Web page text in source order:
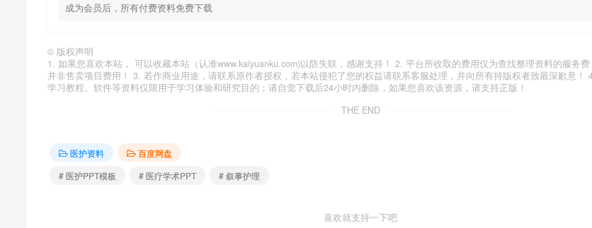
成为会员后，所有付费资料免费下载
© 版权声明
1. 如果您喜欢本站， 可以收藏本站（认准www.kaiyuanku.com)以防失联，感谢支持！ 2. 平台所收取的费用仅为查找整理资料的服务费
并非售卖项目费用！ 3. 若作商业用途，请联系原作者授权，若本站侵犯了您的权益请联系客服处理，并向所有持版权者致最深歉意！
学习教程、软件等资料仅限用于学习体验和研究目的；请自觉下载后24小时内删除，如果您喜欢该资源，请支持正版！
THE END
医护资料
百度网盘
# 医护PPT模板
# 医疗学术PPT # 叙事护理
喜欢就支持一下吧